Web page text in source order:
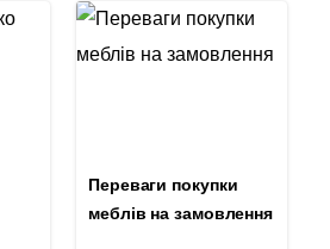
Переваги покупки
меблів на замовлення